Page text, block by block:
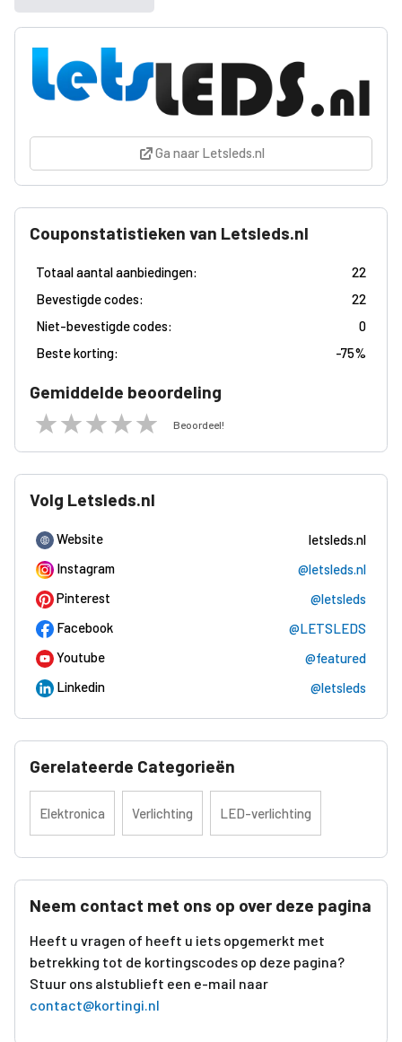
Ga naar Letsleds.nl
Couponstatistieken van Letsleds.nl
Totaal aantal aanbiedingen:
22
Bevestigde codes:
22
Niet-bevestigde codes:
0
Beste korting:
-75%
Gemiddelde beoordeling
Beoordeel!
Volg Letsleds.nl
Website
letsleds.nl
Instagram
@letsleds.nl
Pinterest
@letsleds
Facebook
@LETSLEDS
Youtube
@featured
Linkedin
@letsleds
Gerelateerde Categorieën
Elektronica Verlichting LED-verlichting
Neem contact met ons op over deze pagina
Heeft u vragen of heeft u iets opgemerkt met
betrekking tot de kortingscodes op deze pagina?
Stuur ons alstublieft een e-mail naar
contact@kortingi.nl